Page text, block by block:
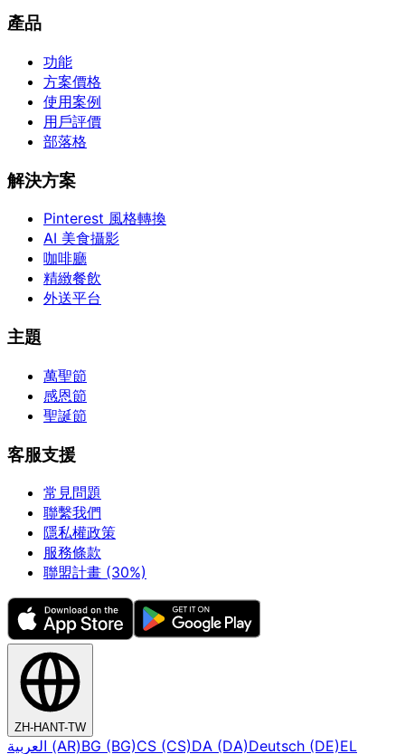
產品
功能
方案價格
使用案例
用戶評價
部落格
解決方案
Pinterest 風格轉換
AI 美食攝影
咖啡廳
精緻餐飲
外送平台
主題
萬聖節
感恩節
聖誕節
客服支援
常見問題
聯繫我們
隱私權政策
服務條款
聯盟計畫 (30%)
ZH-HANT-TW
العربية (AR)BG (BG)CS (CS)DA (DA)Deutsch (DE)EL